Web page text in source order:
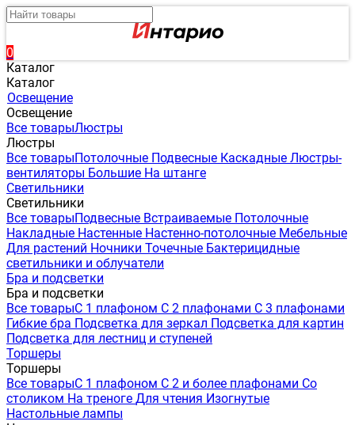
0
Каталог
Каталог
Освещение
Освещение
Все товарыЛюстры
Люстры
Все товарыПотолочные Подвесные Каскадные Люстры-
вентиляторы Большие На штанге
Светильники
Светильники
Все товарыПодвесные Встраиваемые Потолочные
Накладные Настенные Настенно-потолочные Мебельные
Для растений Ночники Точечные Бактерицидные
светильники и облучатели
Бра и подсветки
Бра и подсветки
Все товарыС 1 плафоном С 2 плафонами С 3 плафонами
Гибкие бра Подсветка для зеркал Подсветка для картин
Подсветка для лестниц и ступеней
Торшеры
Торшеры
Все товарыС 1 плафоном С 2 и более плафонами Со
столиком На треноге Для чтения Изогнутые
Настольные лампы